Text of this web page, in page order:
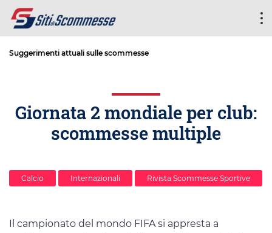
Suggerimenti attuali sulle scommesse
Giornata 2 mondiale per club:
scommesse multiple
Calcio Internazionali Rivista Scommesse Sportive
Il campionato del mondo FIFA si appresta a